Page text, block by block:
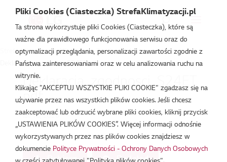
Strefa Klimatyzacji /Deklaracja Zgodności/
Deklaracja_zgodnosci_S24ET.pdf
Deklaracja_zgodnosci_S24ET.
pdf
lut 18, 2026
Pobierz Podgląd
Pliki Cookies (Ciasteczka) StrefaKlimatyzacji.pl
Ta strona wykorzystuje pliki Cookies (Ciasteczka), które są
ważne dla prawidłowego funkcjonowania serwisu oraz do
optymalizacji przeglądania, personalizacji zawartości zgodnie z
Państwa zainteresowaniami oraz w celu analizowania ruchu na
witrynie.
Klikając "AKCEPTUJ WSZYSTKIE PLIKI COOKIE" zgadzasz się na
używanie przez nas wszystkich plików cookies. Jeśli chcesz
zaakceptować lub odrzucić wybrane pliki cookies, kliknij przycisk
„USTAWIENIA PLIKÓW COOKIES”. Więcej informacji odnośnie
wykorzystywanych przez nas plików cookies znajdziesz w
dokumencie Polityce Prywatności - Ochrony Danych Osobowych